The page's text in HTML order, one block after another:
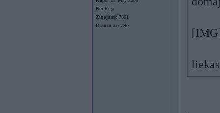
No: Rīga
Ziņojumi: 7661
Braucu ar: velo